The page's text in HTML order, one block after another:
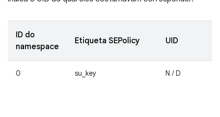
ID do
namespace
Etiqueta SEPolicy UID
0 su_key N / D